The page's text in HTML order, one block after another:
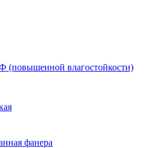
(повышенной влагостойкости)
фанера